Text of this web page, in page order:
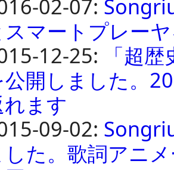
02-07:
スマートプレー
12-25:
「超
公開しました。
ます
09-02:
した。歌詞アニ